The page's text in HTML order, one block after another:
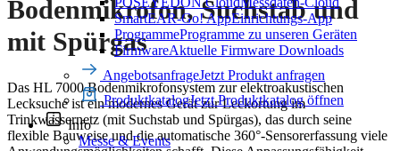
SmartEAR-Go! AppEinrichtungs-App
ProgrammeProgramme zu unseren Geräten
FirmwareAktuelle Firmware Downloads
AngebotsanfrageJetzt Produkt anfragen
ProduktkatalogJetzt Produktkatalog öffnen
Info
Messe & Events
Bodenmikrofon, Suchstab und
mit Spürgas
Das HL 7000 Bodenmikrofonsystem zur elektroakustischen
Lecksuche ist ein modernes Gerät zur Leckortung im
Trinkwassernetz (mit Suchstab und Spürgas), das durch seine
flexible Bauweise und die automatische 360°-Sensorerfassung viele